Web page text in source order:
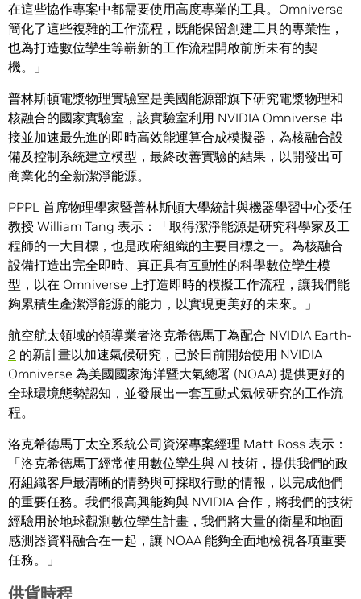
在這些協作專案中都需要使用高度專業的工具。Omniverse
簡化了這些複雜的工作流程，既能保留創建工具的專業性，
也為打造數位孿生等嶄新的工作流程開啟前所未有的契
機。」
普林斯頓電漿物理實驗室是美國能源部旗下研究電漿物理和
核融合的國家實驗室，該實驗室利用 NVIDIA Omniverse 串
接並加速最先進的即時高效能運算合成模擬器，為核融合設
備及控制系統建立模型，最終改善實驗的結果，以開發出可
商業化的全新潔淨能源。
PPPL 首席物理學家暨普林斯頓大學統計與機器學習中心委任
教授 William Tang 表示：「取得潔淨能源是研究科學家及工
程師的一大目標，也是政府組織的主要目標之一。為核融合
設備打造出完全即時、真正具有互動性的科學數位孿生模
型，以在 Omniverse 上打造即時的模擬工作流程，讓我們能
夠累積生產潔淨能源的能力，以實現更美好的未來。」
航空航太領域的領導業者洛克希德馬丁為配合 NVIDIA Earth-
2 的新計畫以加速氣候研究，已於日前開始使用 NVIDIA
Omniverse 為美國國家海洋暨大氣總署 (NOAA) 提供更好的
全球環境態勢認知，並發展出一套互動式氣候研究的工作流
程。
洛克希德馬丁太空系統公司資深專案經理 Matt Ross 表示：
「洛克希德馬丁經常使用數位孿生與 AI 技術，提供我們的政
府組織客戶最清晰的情勢與可採取行動的情報，以完成他們
的重要任務。我們很高興能夠與 NVIDIA 合作，將我們的技術
經驗用於地球觀測數位孿生計畫，我們將大量的衛星和地面
感測器資料融合在一起，讓 NOAA 能夠全面地檢視各項重要
任務。」
供貨時程